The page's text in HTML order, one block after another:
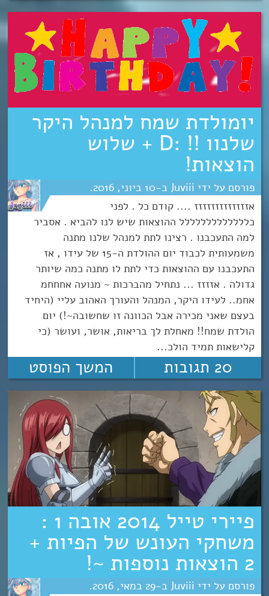
יומולדת שמח למנהל היקר
שלנוו !! :D + שלוש
הוצאות!
Juviii
10 יוני 2016
אזזזזזזזזזזזזז .... קודם כל . לפני
כללללללללללללל ההוצאות שיש לנו להביא . אסביר
למה התעכבנו . רצינו לתת למנהל שלנו מתנה
משמעותית לכבוד יום ההולדת ה-15 של עידו , אז
התעכבנו עם ההוצאות כדי לתת לו מתנה כמה שיותר
גדולה . אזזזז ... נתחיל מהברכות ~ מנועה אחחחמ
אחמ.. לעידו היקר, המנהל והעורך האהוב עליי (היחיד
בעצם שאני מכירה אבל הכוונה זו שחשובה~!) יום
הולדת שמח!! מאחלת לך בריאות, אושר, ועושר (כי
קלישאות תמיד הולכ...
20 תגובות המשך הפוסט
פיירי טייל 2014 אובה 1 :
משחקי העונש של הפיות +
2 הוצאות נוספות ~!
Juviii
29 מאי 2016